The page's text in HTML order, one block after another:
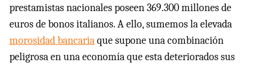
prestamistas nacionales poseen 369.300 millones de
euros de bonos italianos. A ello, sumemos la elevada
morosidad bancariaque supone una combinación
peligrosa en una economía que esta deteriorados sus